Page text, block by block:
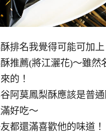
排名我覺得可能可加
推薦(將江灑花)～雖
的！
阿莫鳳梨酥應該是普
好吃～
都還滿喜歡他的味道！